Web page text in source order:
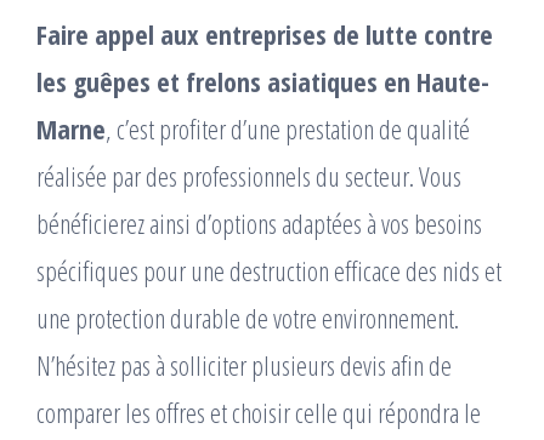
Faire appel aux entreprises de lutte contre
les guêpes et frelons asiatiques en Haute-
Marne, c’est profiter d’une prestation de qualité
réalisée par des professionnels du secteur. Vous
bénéficierez ainsi d’options adaptées à vos besoins
spécifiques pour une destruction efficace des nids et
une protection durable de votre environnement.
N’hésitez pas à solliciter plusieurs devis afin de
comparer les offres et choisir celle qui répondra le